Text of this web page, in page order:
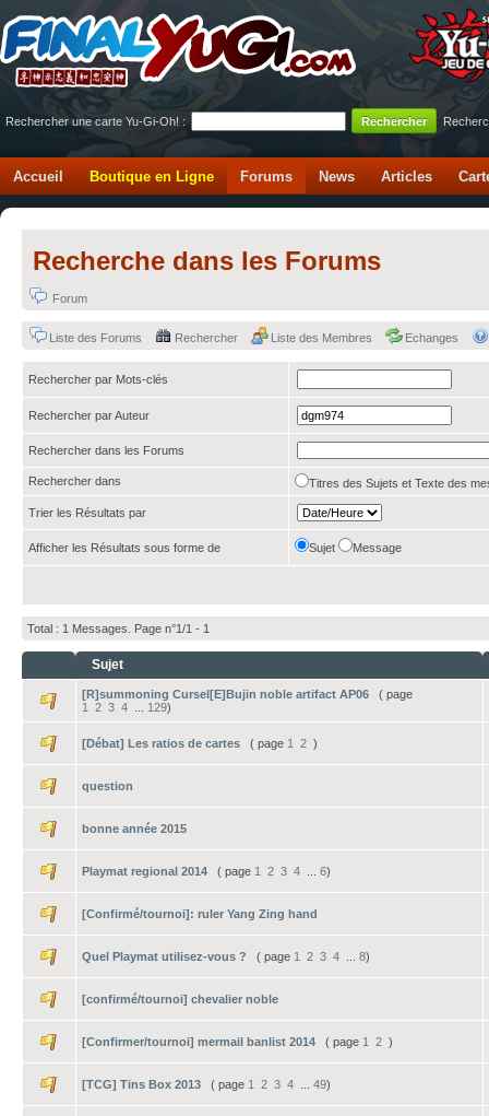
Rechercher une carte Yu-Gi-Oh! :
Accueil Boutique en Ligne Forums News Articles
Recherche dans les Forums
Forum
Liste des Forums Rechercher Liste des Membres Echanges
Rechercher par Mots-clés
Rechercher par Auteur
Rechercher dans les Forums
Rechercher dans Titres des Sujets et Texte des
Trier les Résultats par
Afficher les Résultats sous forme de Sujet Message
Total : 1 Messages. Page n°1/1 - 1
Sujet
[R]summoning Cursel[E]Bujin noble artifact AP06 ( page
1
2 3 4 129)
[Débat] Les ratios de cartes ( page 1 2 )
question
bonne année 2015
Playmat regional 2014 ( page 1 2 3 4 6)
[Confirmé/tournoi]: ruler Yang Zing hand
Quel Playmat utilisez-vous ? ( page 1 2 3 4 8)
[confirmé/tournoi] chevalier noble
[Confirmer/tournoi] mermail banlist 2014 ( page 1 2 )
[TCG] Tins Box 2013 ( page 1 2 3 4 49)